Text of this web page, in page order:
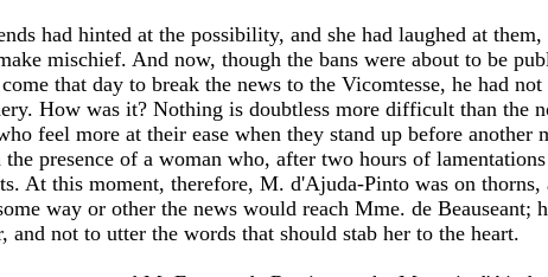
had hinted at the possibility, and she had laughed at
mischief. And now, though the bans were about to be
that day to break the news to the Vicomtesse, he had
How was it? Nothing is doubtless more difficult than
feel more at their ease when they stand up before
presence of a woman who, after two hours of
At this moment, therefore, M. d'Ajuda-Pinto was on
way or other the news would reach Mme. de
and not to utter the words that should stab her to the heart.